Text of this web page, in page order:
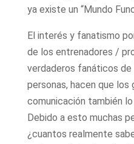
ya existe un “Mundo
El interés y fanatismo
de los entrenadores /
verdaderos fanáticos de
personas, hacen que los
comunicación también
Debido a esto muchas
¿cuantos realmente